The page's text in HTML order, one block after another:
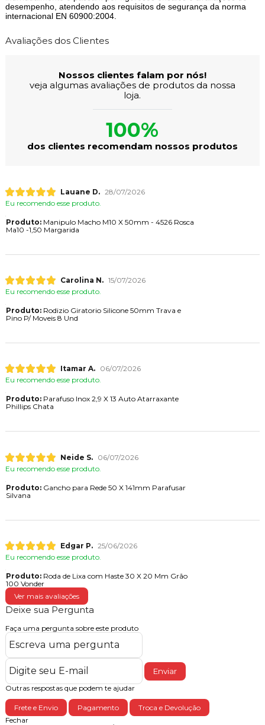
processo pode ser exemplificado em linhas, como: brocas e coroas
dentadas ZMX, desenvolvidas com tecnologia alemã, e nas
ferramentas manuais VDE, produzidas em aço cromo vanádio e
individualmente e passam por rigorosos ensaios e avaliações de
Avaliações dos Clientes
veja algumas avaliações de produtos da nossa
loja.
dos clientes recomendam nossos produtos
Lauane D.
Carolina N.
Edgar P.
Eu recomendo esse produto.
100 Vonder
Deixe sua Pergunta
Faça uma pergunta sobre este produto
Enviar